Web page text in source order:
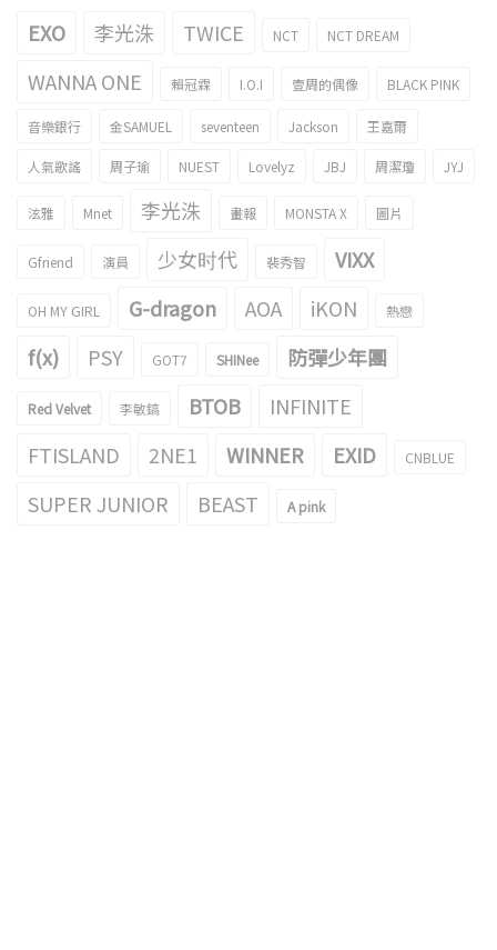
EXO 李光洙 TWICE NCT NCT DREAM
WANNA ONE 賴冠霖 I.O.I 壹周的偶像 BLACK PINK
音樂銀行 金SAMUEL seventeen Jackson 王嘉爾
人氣歌謠 周子瑜 NUEST Lovelyz JBJ 周潔瓊 JYJ
泫雅 Mnet 李光洙 畫報 MONSTA X 圖片
Gfriend 演員 少女时代 裴秀智 VIXX
OH MY GIRL G-dragon AOA iKON 熱戀
f(x) PSY GOT7 SHINee 防彈少年團
Red Velvet 李敏鎬 BTOB
INFINITE
FTISLAND
2NE1 WINNER EXID CNBLUE
SUPER JUNIOR BEAST A pink